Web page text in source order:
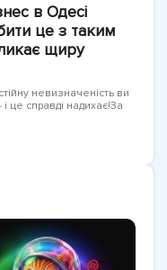
в Одесі
це з таким
щиру
невизначеність ви
це справді надихає!За